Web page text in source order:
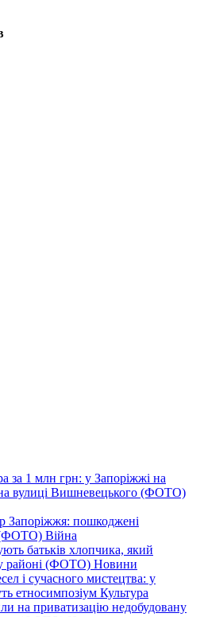
за 1 млн грн: у Запоріжжі на
вулиці Вишневецького (ФОТО)
Запоріжжя: пошкоджені
(ФОТО) Війна
батьків хлопчика, який
районі (ФОТО) Новини
і сучасного мистецтва: у
етносимпозіум Культура
на приватизацію недобудовану